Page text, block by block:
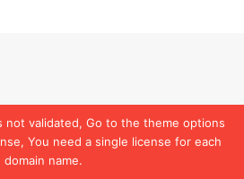
not validated, Go to the theme options
You need a single license for each
domain name.